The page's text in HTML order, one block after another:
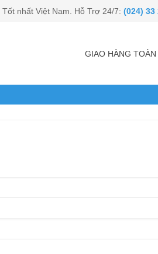
Tốt nhất Việt Nam. Hỗ Trợ 24/7: (024) 33
GIAO HÀNG